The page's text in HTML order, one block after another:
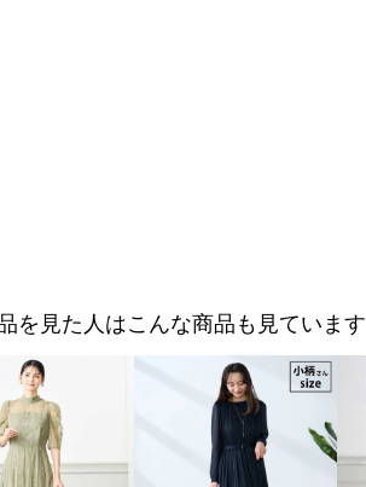
を見た人はこんな商品も見ています